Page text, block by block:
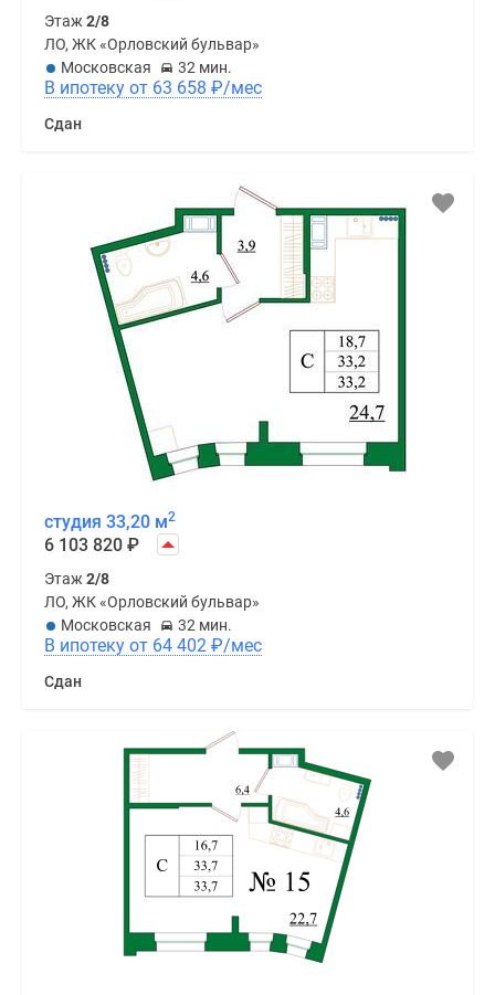
Этаж2/8
ЛО, ЖК «Орловский бульвар»
Московская
32 мин.
В ипотеку от 63 658 ₽/мес
Сдан
студия 33,20 м2
6 103 820 ₽
Этаж2/8
ЛО, ЖК «Орловский бульвар»
Московская
32 мин.
В ипотеку от 64 402 ₽/мес
Сдан